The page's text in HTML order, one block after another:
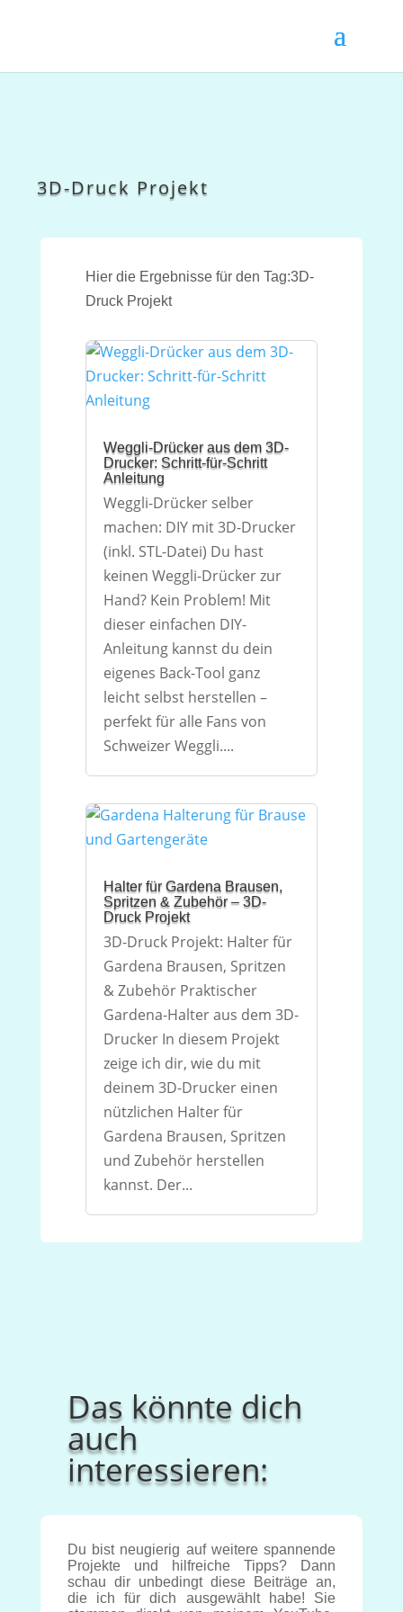
3D-Druck Projekt
Hier die Ergebnisse für den Tag:3D-
Druck Projekt
Weggli-Drücker aus dem 3D-
Drucker: Schritt-für-Schritt
Anleitung
Weggli-Drücker selber
machen: DIY mit 3D-Drucker
(inkl. STL-Datei) Du hast
keinen Weggli-Drücker zur
Hand? Kein Problem! Mit
dieser einfachen DIY-
Anleitung kannst du dein
eigenes Back-Tool ganz
leicht selbst herstellen –
perfekt für alle Fans von
Schweizer Weggli....
Halter für Gardena Brausen,
Spritzen & Zubehör – 3D-
Druck Projekt
3D-Druck Projekt: Halter für
Gardena Brausen, Spritzen
& Zubehör Praktischer
Gardena-Halter aus dem 3D-
Drucker In diesem Projekt
zeige ich dir, wie du mit
deinem 3D-Drucker einen
nützlichen Halter für
Gardena Brausen, Spritzen
und Zubehör herstellen
kannst. Der...
Das könnte dich
auch
interessieren:
Du bist neugierig auf weitere spannende
Projekte und hilfreiche Tipps? Dann
schau dir unbedingt diese Beiträge an,
die ich für dich ausgewählt habe! Sie